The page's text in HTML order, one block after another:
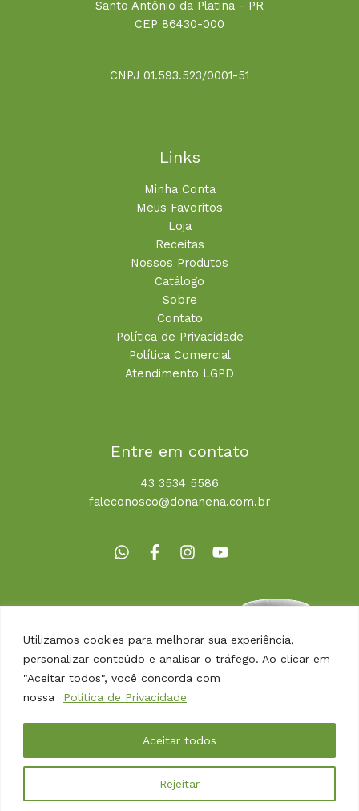
Utilizamos cookies para melhorar sua experiência,
personalizar conteúdo e analisar o tráfego. Ao clicar em
"Aceitar todos", você concorda com
nossa
Política de Privacidade
Rejeitar
Aceitar todos
Santo Antônio da Platina - PR
CEP 86430-000
CNPJ 01.593.523/0001-51
Links
Minha Conta
Meus Favoritos
Loja
Receitas
Nossos Produtos
Catálogo
Sobre
Contato
Política de Privacidade
Política Comercial
Atendimento LGPD
Entre em contato
43 3534 5586
faleconosco@donanena.com.br
Copyright © 2026 | Dona Nena Alimentos
Desenvolvido por Agência Arbor